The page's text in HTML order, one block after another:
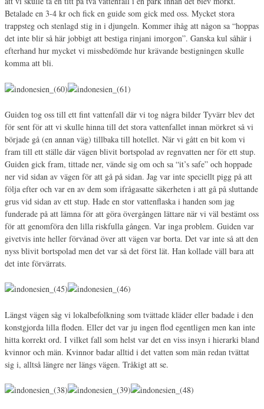
Betalade en 3-4 kr och fick en guide som gick med oss. Mycket stora
trappsteg och stenlagd stig in i djungeln. Kommer ihåg att någon sa “hoppas
det inte blir så här jobbigt att bestiga rinjani imorgon”. Ganska kul såhär i
efterhand hur mycket vi missbedömde hur krävande bestigningen skulle
komma att bli.
Guiden tog oss till ett fint vattenfall där vi tog några bilder Tyvärr blev det
för sent för att vi skulle hinna till det stora vattenfallet innan mörkret så vi
började gå (en annan väg) tillbaka till hotellet. När vi gått en bit kom vi
fram till ett ställe där vägen blivit bortspolad av regnvatten ner för ett stup.
Guiden gick fram, tittade ner, vände sig om och sa “it’s safe” och hoppade
ner vid sidan av vägen för att gå på sidan. Jag var inte speciellt pigg på att
följa efter och var en av dem som ifrågasatte säkerheten i att gå på sluttande
grus vid sidan av ett stup. Hade en stor vattenflaska i handen som jag
funderade på att lämna för att göra övergången lättare när vi väl bestämt oss
för att genomföra den lilla riskfulla gången. Var inga problem. Guiden var
givetvis inte heller förvånad över att vägen var borta. Det var inte så att den
nyss blivit bortspolad men det var så det först lät. Han kollade väll bara att
det inte förvärrats.
Längst vägen såg vi lokalbefolkning som tvättade kläder eller badade i den
konstgjorda lilla floden. Eller det var ju ingen flod egentligen men kan inte
hitta korrekt ord. I vilket fall som helst var det en viss insyn i hierarki bland
kvinnor och män. Kvinnor badar alltid i det vatten som män redan tvättat
sig i, alltså längre ner längs vägen. Tråkigt att se.